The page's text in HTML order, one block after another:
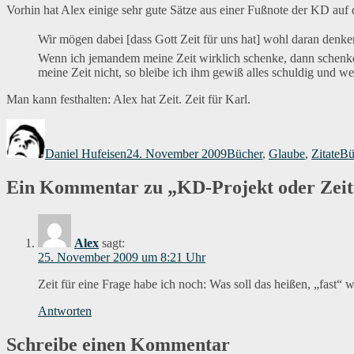
Vorhin hat Alex einige sehr gute Sätze aus einer Fußnote der KD auf
Wir mögen dabei [dass Gott Zeit für uns hat] wohl daran
Wenn ich jemandem meine Zeit wirklich schenke, dann
meine Zeit nicht, so bleibe ich ihm gewiß alles schuldig und
Man kann festhalten: Alex hat Zeit. Zeit für Karl.
Daniel Hufeisen24. November 2009Bücher, Glaube, Zitate
Ein Kommentar zu „KD-Projekt oder Zeit
Alex sagt:
25. November 2009 um 8:21 Uhr
Zeit für eine Frage habe ich noch: Was soll das heißen,
Antworten
Schreibe einen Kommentar